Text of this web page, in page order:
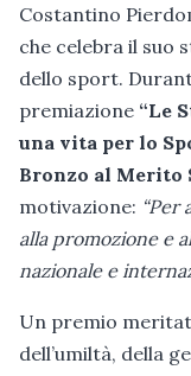
Costantino
che celebra il
dello sport.
premiazione “Le
una vita per lo
Bronzo al Merito
motivazione:
alla promozione e
nazionale e
Un premio
dell’umiltà, della